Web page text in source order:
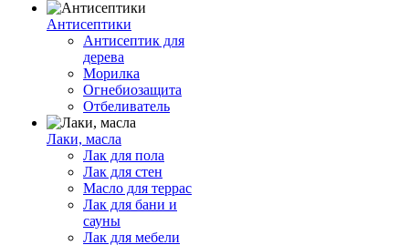
Антисептики
Антисептик для
дерева
Морилка
Огнебиозащита
Отбеливатель
Лаки, масла
Лак для пола
Лак для стен
Масло для террас
Лак для бани и
сауны
Лак для мебели